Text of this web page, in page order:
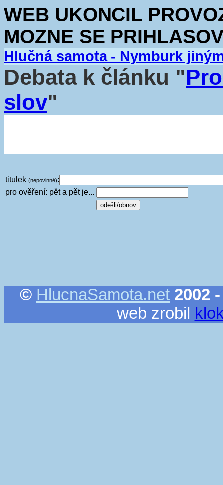
WEB UKONCIL
MOZNE SE
Hlučná samota - Nymburk
Debata k článku "
slov"
titulek (nepovinné):
pro ověření: pět a pět je...
© HlucnaSamota.net 2002
web zrobil